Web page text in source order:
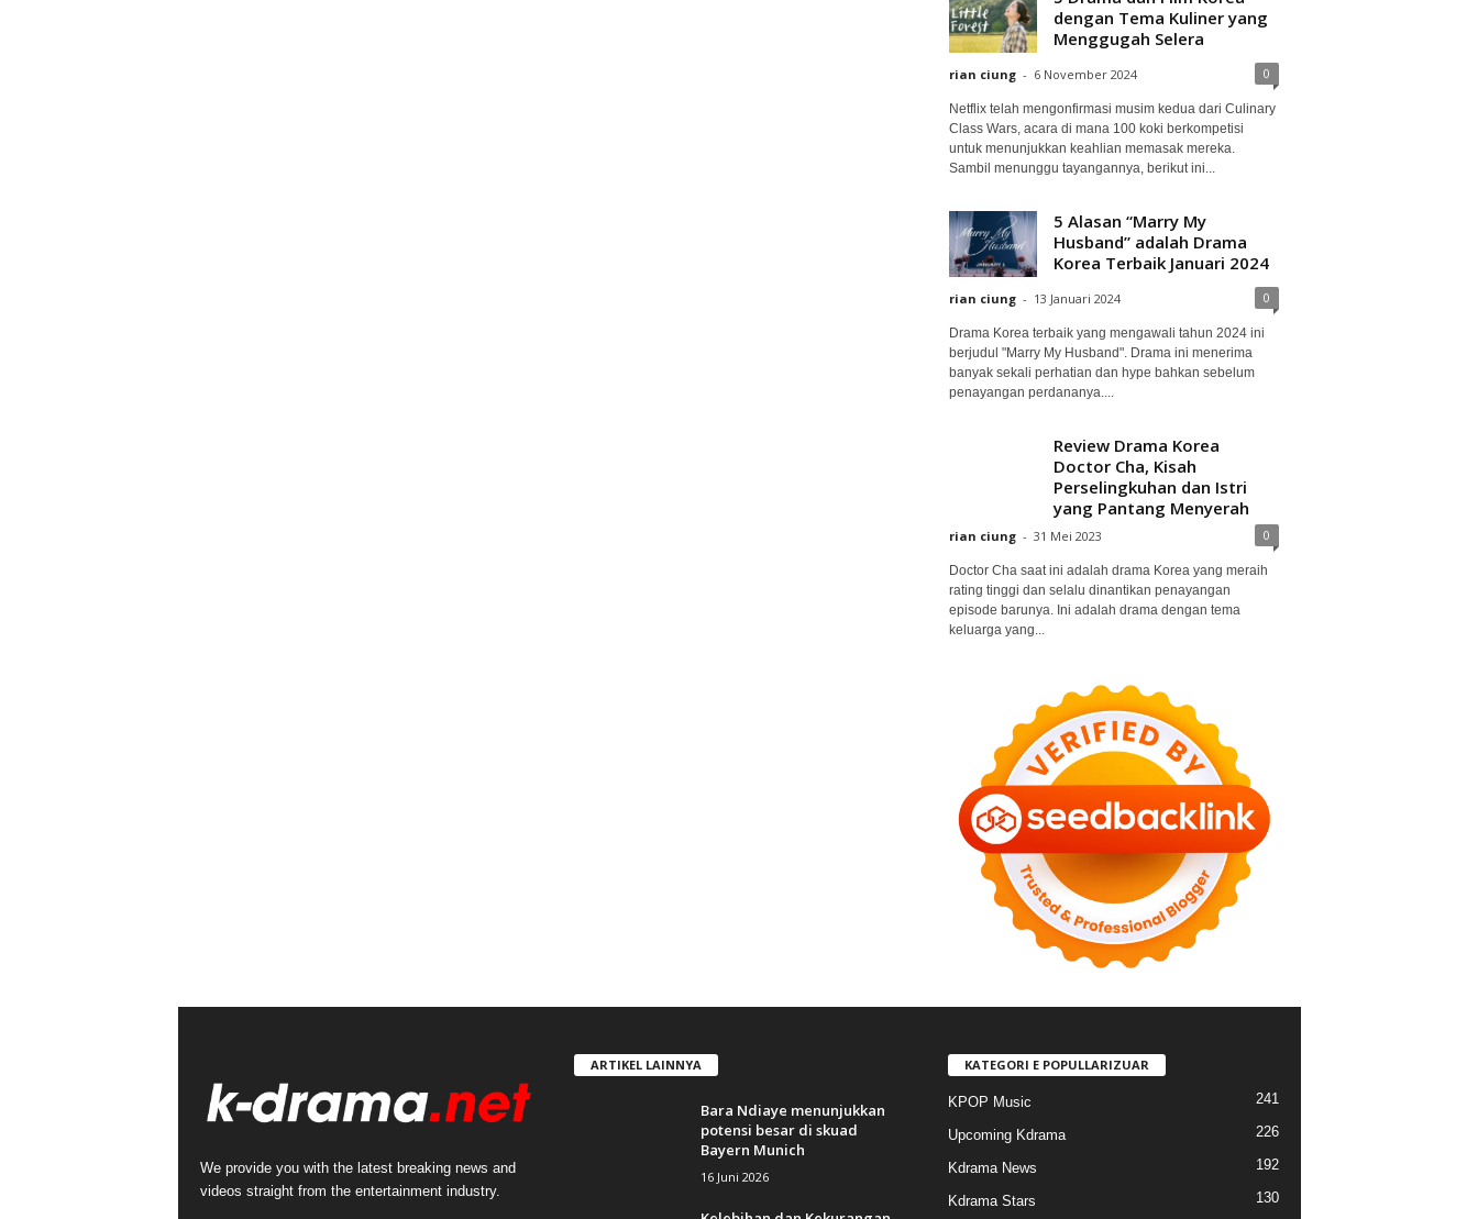
dengan Tema Kuliner yang
Menggugah Selera
rian ciung - 6 November 2024 0
Netflix telah mengonfirmasi musim kedua dari Culinary
Class Wars, acara di mana 100 koki berkompetisi
untuk menunjukkan keahlian memasak mereka.
Sambil menunggu tayangannya, berikut ini...
5 Alasan “Marry My
Husband” adalah Drama
Korea Terbaik Januari 2024
rian ciung - 13 Januari 2024 0
Drama Korea terbaik yang mengawali tahun 2024 ini
berjudul "Marry My Husband". Drama ini menerima
banyak sekali perhatian dan hype bahkan sebelum
penayangan perdananya....
Review Drama Korea
Doctor Cha, Kisah
Perselingkuhan dan Istri
yang Pantang Menyerah
rian ciung - 31 Mei 2023 0
Doctor Cha saat ini adalah drama Korea yang meraih
rating tinggi dan selalu dinantikan penayangan
episode barunya. Ini adalah drama dengan tema
keluarga yang...
We provide you with the latest breaking news and
videos straight from the entertainment industry.
ARTIKEL LAINNYA
Bara Ndiaye menunjukkan
potensi besar di skuad
Bayern Munich
16 Juni 2026
KATEGORI E POPULLARIZUAR
KPOP Music 241
Upcoming Kdrama 226
Kdrama News 192
Kdrama Stars 130